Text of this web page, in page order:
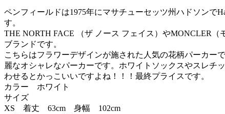
ペンフィールドは1975年にマサチューセッツ州ハドソンで
す。
THE NORTH FACE （ザ ノース フェイス）やMONCLER
ブランドです。
こちらはフラワーデザインが施された人気の花柄パーカー
麗なオシャレなパーカーです。ホワイトソックスやスレチ
わせるとかっこいいですよね！！！最終プライスです。
カラー ホワイト
サイズ
XS 着丈 63cm 身幅 102cm